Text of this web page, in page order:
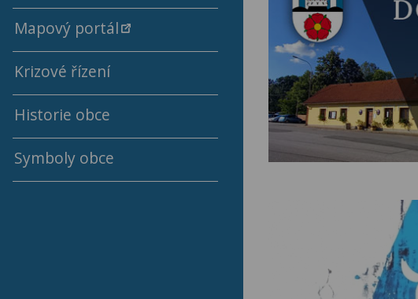
Rok 2021
Rok 2020
Rok 2019
Rok 2018
Výsledky rozborů pitné vody
Mapový portál
Krizové řízení
Historie obce
Symboly obce